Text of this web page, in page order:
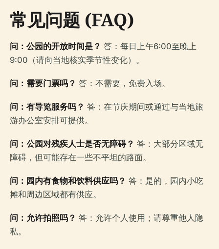
常见问题 (FAQ)
问：公园的开放时间是？ 答：每日上午6:00至晚上
9:00（请向当地核实季节性变化）。
问：需要门票吗？ 答：不需要，免费入场。
问：有导览服务吗？ 答：在节庆期间或通过与当地旅
游办公室安排可提供。
问：公园对残疾人士是否无障碍？ 答：大部分区域无
障碍，但可能存在一些不平坦的路面。
问：园内有食物和饮料供应吗？ 答：是的，园内小吃
摊和周边区域都有供应。
问：允许拍照吗？ 答：允许个人使用；请尊重他人隐
私。